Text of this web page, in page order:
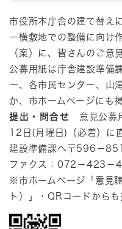
市役所本庁舎の建て替え
ー横敷地での整備に向け
（案）に、皆さんのご意
公募用紙は庁舎建設準備
ー、各市民センター、山
か、市ホームページにも
提出・問合せ 意見公募
12日(月曜日)（必着）に
建設準備課へ〒596－
ファクス：072－423－
※市ホームページ「意見
ト）」・QRコードからも